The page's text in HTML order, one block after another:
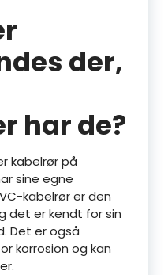
der,
har de?
kabelrør på
sine egne
kabelrør er den
det er kendt for sin
Det er også
korrosion og kan